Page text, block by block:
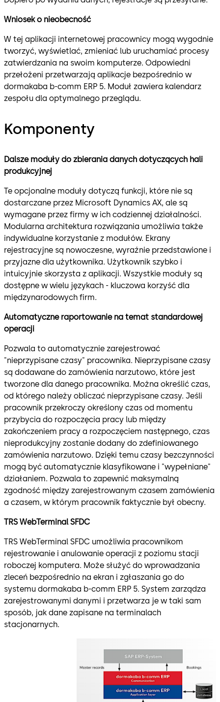
Wniosek o nieobecność
W tej aplikacji internetowej pracownicy mogą wygodnie
tworzyć, wyświetlać, zmieniać lub uruchamiać procesy
zatwierdzania na swoim komputerze. Odpowiedni
przełożeni przetwarzają aplikacje bezpośrednio w
dormakaba b-comm ERP 5. Moduł zawiera kalendarz
zespołu dla optymalnego przeglądu.
Komponenty
Dalsze moduły do ​​zbierania danych dotyczących hali
produkcyjnej
Te opcjonalne moduły dotyczą funkcji, które nie są
dostarczane przez Microsoft Dynamics AX, ale są
wymagane przez firmy w ich codziennej działalności.
Modularna architektura rozwiązania umożliwia także
indywidualne korzystanie z modułów. Ekrany
rejestracyjne są nowoczesne, wyraźnie przedstawione i
przyjazne dla użytkownika. Użytkownik szybko i
intuicyjnie skorzysta z aplikacji. Wszystkie moduły są
dostępne w wielu językach - kluczowa korzyść dla
międzynarodowych firm.
Automatyczne raportowanie na temat standardowej
operacji
Pozwala to automatycznie zarejestrować
"nieprzypisane czasy" pracownika. Nieprzypisane czasy
są dodawane do zamówienia narzutowo, które jest
tworzone dla danego pracownika. Można określić czas,
od którego należy obliczać nieprzypisane czasy. Jeśli
pracownik przekroczy określony czas od momentu
przybycia do rozpoczęcia pracy lub między
zakończeniem pracy a rozpoczęciem następnego, czas
nieprodukcyjny zostanie dodany do zdefiniowanego
zamówienia narzutowo. Dzięki temu czasy bezczynności
mogą być automatycznie klasyfikowane i "wypełniane"
działaniem. Pozwala to zapewnić maksymalną
zgodność między zarejestrowanym czasem zamówienia
a czasem, w którym pracownik faktycznie był obecny.
TRS WebTerminal SFDC
TRS WebTerminal SFDC umożliwia pracownikom
rejestrowanie i anulowanie operacji z poziomu stacji
roboczej komputera. Może służyć do wprowadzania
zleceń bezpośrednio na ekran i zgłaszania go do
systemu dormakaba b-comm ERP 5. System zarządza
zarejestrowanymi danymi i przetwarza je w taki sam
sposób, jak dane zapisane na terminalach
stacjonarnych.